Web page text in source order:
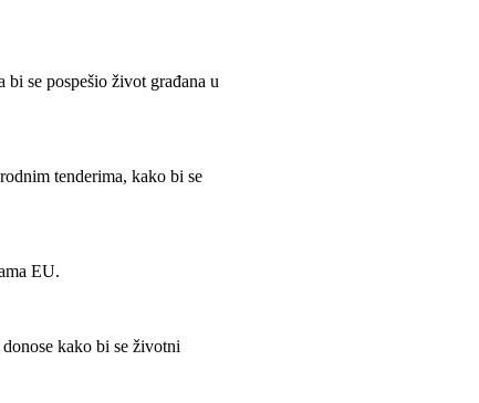
se pospešio život građana u
tenderima, kako bi se
EU.
kako bi se životni